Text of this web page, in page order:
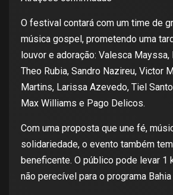
O festival contará com um time de
música gospel, prometendo uma
louvor e adoração: Valesca Mayssa,
Theo Rubia, Sandro Nazireu, Victor
Martins, Larissa Azevedo, Tiel
Max Williams e Pago Delicos.
Com uma proposta que une fé,
solidariedade, o evento também
beneficente. O público pode levar 1
não perecível para o programa